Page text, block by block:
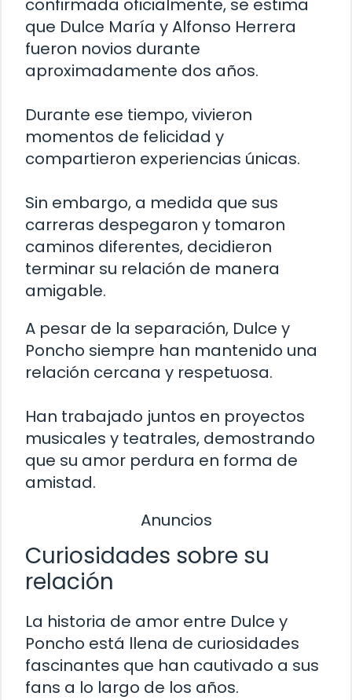
confirmada oficialmente, se estima
que Dulce María y Alfonso Herrera
fueron novios durante
aproximadamente dos años.
Durante ese tiempo, vivieron
momentos de felicidad y
compartieron experiencias únicas.
Sin embargo, a medida que sus
carreras despegaron y tomaron
caminos diferentes, decidieron
terminar su relación de manera
amigable.
A pesar de la separación, Dulce y
Poncho siempre han mantenido una
relación cercana y respetuosa.
Han trabajado juntos en proyectos
musicales y teatrales, demostrando
que su amor perdura en forma de
amistad.
Anuncios
Curiosidades sobre su
relación
La historia de amor entre Dulce y
Poncho está llena de curiosidades
fascinantes que han cautivado a sus
fans a lo largo de los años.